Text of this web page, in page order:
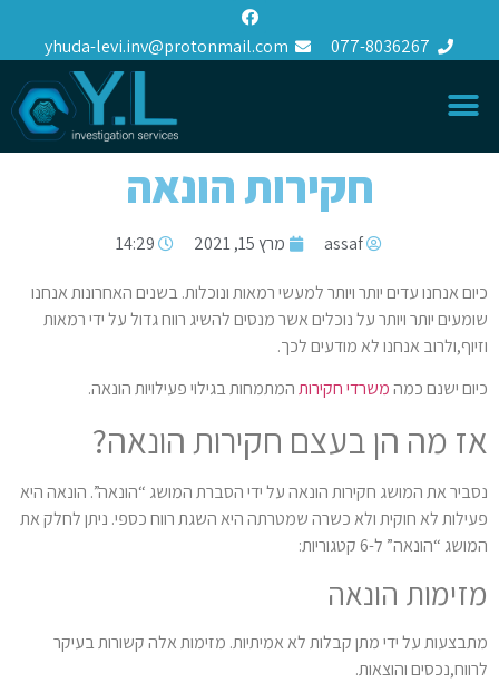
077-8036267
yhuda-levi.inv@protonmail.com
חקירות הונאה
assaf מרץ 15, 2021 14:29
כיום אנחנו עדים יותר ויותר למעשי רמאות ונוכלות. בשנים האחרונות אנחנו
שומעים יותר ויותר על נוכלים אשר מנסים להשיג רווח גדול על ידי רמאות
וזיוף,ולרוב אנחנו לא מודעים לכך.
כיום ישנם כמהמשרדי חקירותהמתמחות בגילוי פעילויות הונאה.
אז מה הן בעצם חקירות הונאה?
נסביר את המושג חקירות הונאה על ידי הסברת המושג “הונאה”. הונאה היא
פעילות לא חוקית ולא כשרה שמטרתה היא השגת רווח כספי. ניתן לחלק את
המושג “הונאה” ל-6 קטגוריות:
מזימות הונאה
מתבצעות על ידי מתן קבלות לא אמיתיות. מזימות אלה קשורות בעיקר
לרווח,נכסים והוצאות.